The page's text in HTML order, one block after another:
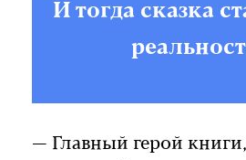
И тогда сказка
— Главный герой